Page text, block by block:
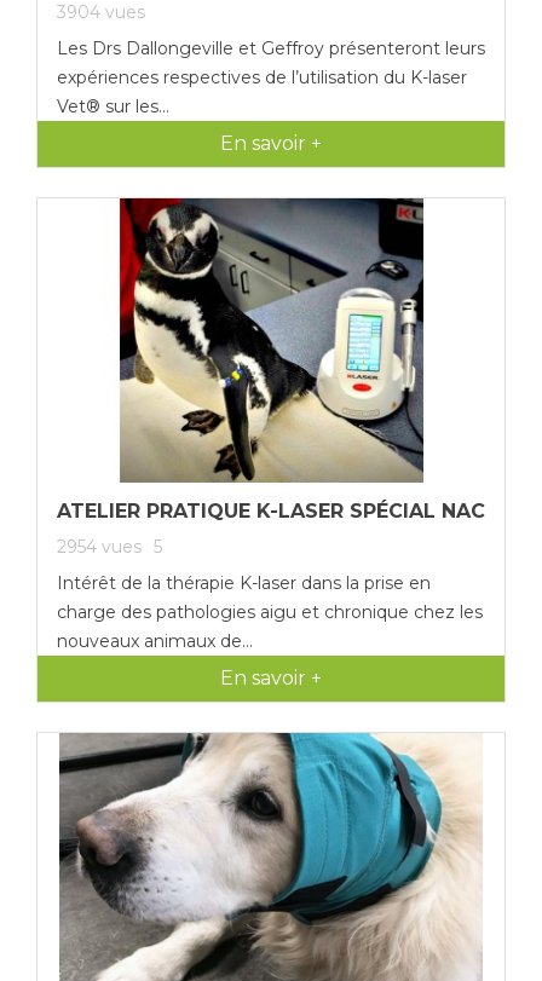
3904 vues
Les Drs Dallongeville et Geffroy présenteront leurs
expériences respectives de l’utilisation du K-laser
Vet® sur les...
En savoir +
ATELIER PRATIQUE K-LASER SPÉCIAL NAC
2954 vues 5
Intérêt de la thérapie K-laser dans la prise en
charge des pathologies aigu et chronique chez les
nouveaux animaux de...
En savoir +